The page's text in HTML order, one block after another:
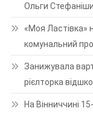
Ольги
«Моя Ластівка»
комунальний
Занижувала
рієлторка
На Вінниччині